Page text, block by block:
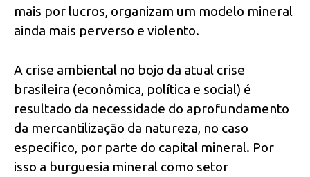
mais por lucros, organizam um modelo mineral
ainda mais perverso e violento.
A crise ambiental no bojo da atual crise
brasileira (econômica, política e social) é
resultado da necessidade do aprofundamento
da mercantilização da natureza, no caso
especifico, por parte do capital mineral. Por
isso a burguesia mineral como setor